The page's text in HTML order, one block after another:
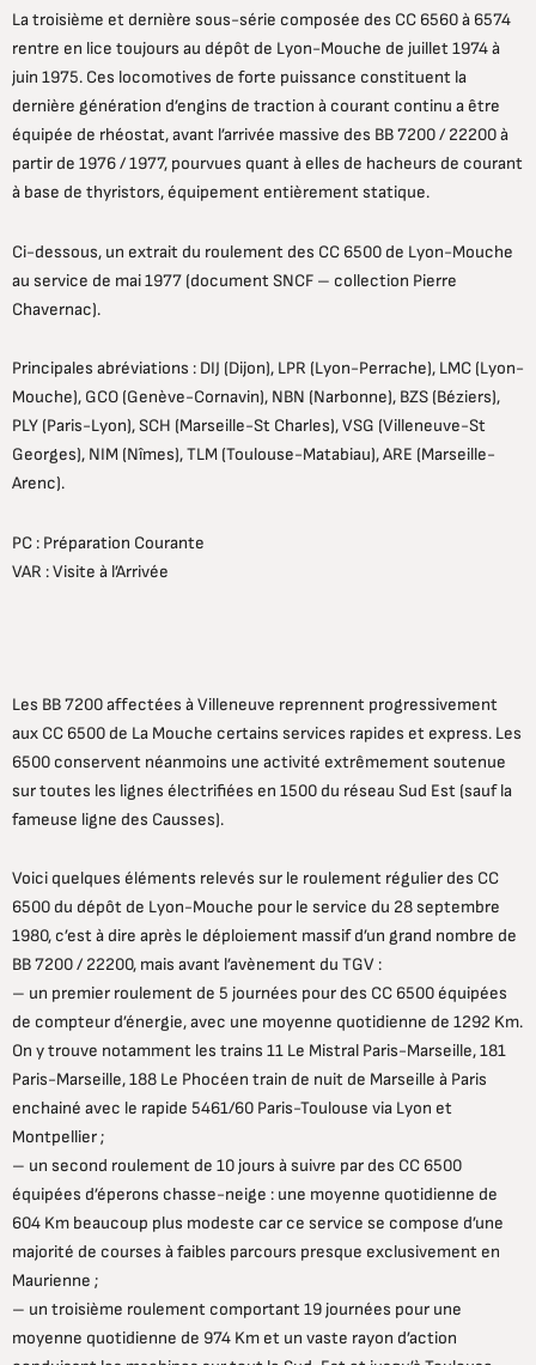
La troisième et dernière sous-série composée des CC 6560 à 6574
rentre en lice toujours au dépôt de Lyon-Mouche de juillet 1974 à
juin 1975. Ces locomotives de forte puissance constituent la
dernière génération d’engins de traction à courant continu a être
équipée de rhéostat, avant l’arrivée massive des BB 7200 / 22200 à
partir de 1976 / 1977, pourvues quant à elles de hacheurs de courant
à base de thyristors, équipement entièrement statique.
Ci-dessous, un extrait du roulement des CC 6500 de Lyon-Mouche
au service de mai 1977 (document SNCF – collection Pierre
Chavernac).
Principales abréviations : DIJ (Dijon), LPR (Lyon-Perrache), LMC (Lyon-
Mouche), GCO (Genève-Cornavin), NBN (Narbonne), BZS (Béziers),
PLY (Paris-Lyon), SCH (Marseille-St Charles), VSG (Villeneuve-St
Georges), NIM (Nîmes), TLM (Toulouse-Matabiau), ARE (Marseille-
Arenc).
PC : Préparation Courante
VAR : Visite à l’Arrivée
Les BB 7200 affectées à Villeneuve reprennent progressivement
aux CC 6500 de La Mouche certains services rapides et express. Les
6500 conservent néanmoins une activité extrêmement soutenue
sur toutes les lignes électrifiées en 1500 du réseau Sud Est (sauf la
fameuse ligne des Causses).
Voici quelques éléments relevés sur le roulement régulier des CC
6500 du dépôt de Lyon-Mouche pour le service du 28 septembre
1980, c’est à dire après le déploiement massif d’un grand nombre de
BB 7200 / 22200, mais avant l’avènement du TGV :
– un premier roulement de 5 journées pour des CC 6500 équipées
de compteur d’énergie, avec une moyenne quotidienne de 1292 Km.
On y trouve notamment les trains 11 Le Mistral Paris-Marseille, 181
Paris-Marseille, 188 Le Phocéen train de nuit de Marseille à Paris
enchainé avec le rapide 5461/60 Paris-Toulouse via Lyon et
Montpellier ;
– un second roulement de 10 jours à suivre par des CC 6500
équipées d’éperons chasse-neige : une moyenne quotidienne de
604 Km beaucoup plus modeste car ce service se compose d’une
majorité de courses à faibles parcours presque exclusivement en
Maurienne ;
– un troisième roulement comportant 19 journées pour une
moyenne quotidienne de 974 Km et un vaste rayon d’action